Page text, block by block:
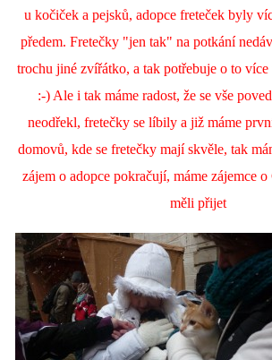
u kočiček a pejsků, adopce freteček byly
předem. Fretečky "jen tak" na potkání
trochu jiné zvířátko, a tak potřebuje o to
:-) Ale i tak máme radost, že se vše
neodřekl, fretečky se líbily a již máme
domovů, kde se fretečky mají skvěle, tak
zájem o adopce pokračují, máme zájemce
měli přijet